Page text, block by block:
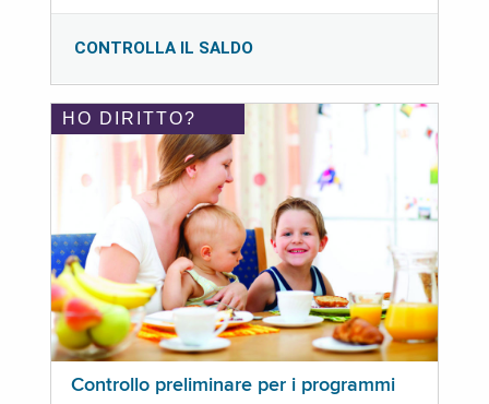
CONTROLLA IL SALDO
HO DIRITTO?
Controllo preliminare per i programmi